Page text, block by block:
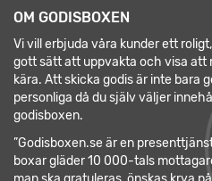
OM GODISBOXEN
Vi vill erbjuda våra kunder ett
gott sätt att uppvakta och visa att
kära. Att skicka godis är inte bara
personliga då du själv väljer
godisboxen.
”Godisboxen.se är en
boxar gläder 10 000-tals